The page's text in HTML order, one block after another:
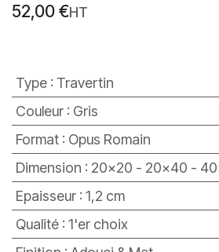
52,00 €HT
Type: Travertin
Couleur: Gris
Format: Opus Romain
Dimension : 20x20 - 20x40 -
Epaisseur: 1,2 cm
Qualité: 1'er choix